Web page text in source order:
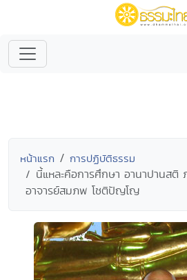
หน้าแรก การปฏิบัติธรรม
นี้แหละคือการศึกษา อานาปานสติ
อาจารย์สมภพ โชติปัญโญ